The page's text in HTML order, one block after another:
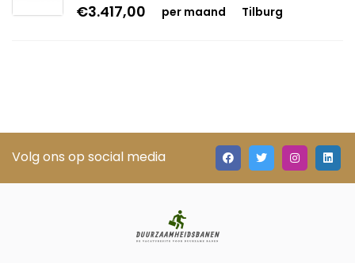
€3.417,00
per maand Tilburg
Volg ons op social media